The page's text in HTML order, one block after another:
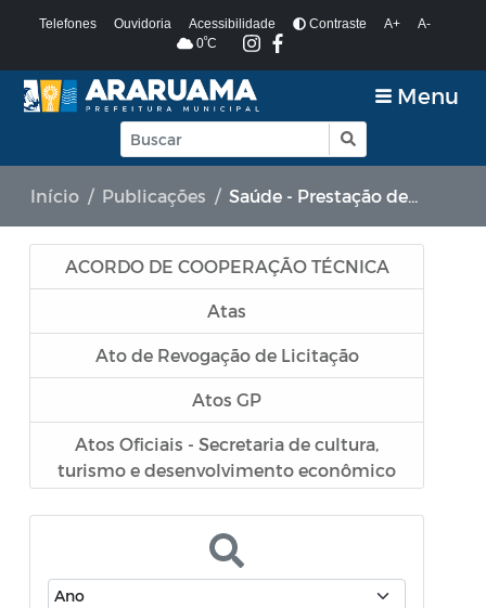
Telefones Ouvidoria Acessibilidade Contraste A+
A-
0ºC
Menu
Início Publicações Saúde - Prestação de Contas
ACORDO DE COOPERAÇÃO TÉCNICA
Atas
Ato de Revogação de Licitação
Atos GP
Atos Oficiais - Secretaria de cultura,
turismo e desenvolvimento econômico
Atos Oficiais - Secretaria de Educação
Atos Oficiais - Secretaria de Fazenda e
Planejamento